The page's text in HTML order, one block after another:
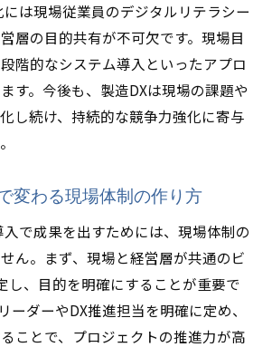
は現場従業員のデジタルリテラシー
層の目的共有が不可欠です。現場目
階的なシステム導入といったアプロ
す。今後も、製造DXは現場の課題や
し続け、持続的な競争力強化に寄与
変わる現場体制の作り方
で成果を出すためには、現場体制の
ん。まず、現場と経営層が共通のビ
し、目的を明確にすることが重要で
ーダーやDX推進担当を明確に定め、
ことで、プロジェクトの推進力が高